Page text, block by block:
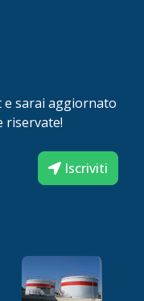
sarai aggiornato
riservate!
Iscriviti